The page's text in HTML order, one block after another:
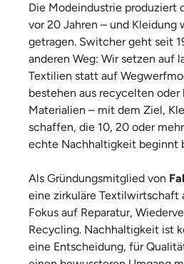
Die Modeindustrie produziert
vor 20 Jahren – und Kleidung
getragen. Switcher geht seit
anderen Weg: Wir setzen auf
Textilien statt auf
bestehen aus recycelten oder
Materialien – mit dem Ziel,
schaffen, die 10, 20 oder
echte Nachhaltigkeit beginnt
Als Gründungsmitglied von
eine zirkuläre Textilwirtschaft
Fokus auf Reparatur,
Recycling. Nachhaltigkeit ist
eine Entscheidung, für